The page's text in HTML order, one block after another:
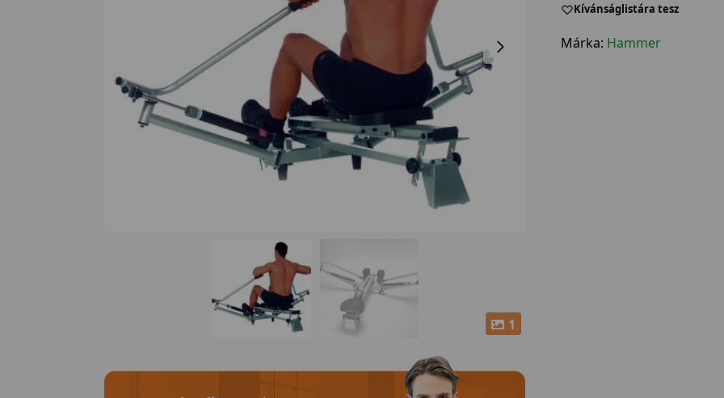
1
Kívánságlistára tesz
Márka: Hammer